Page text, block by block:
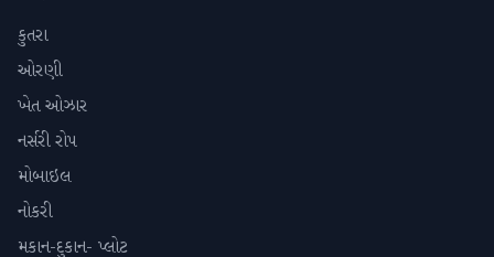
કુતરા
ઓરણી
ખેત ઓઝાર
નર્સરી રોપ
મોબાઇલ
નોકરી
મકાન-દુકાન- પ્લોટ